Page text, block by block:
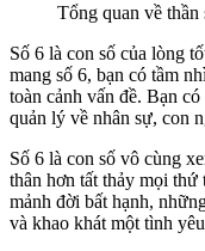
Tổng quan về thần
Số 6 là con số của lòng
mang số 6, bạn có tầm
toàn cảnh vấn đề. Bạn
quản lý về nhân sự, con
Số 6 là con số vô cùng
thân hơn tất thảy mọi
mảnh đời bất hạnh,
và khao khát một tình